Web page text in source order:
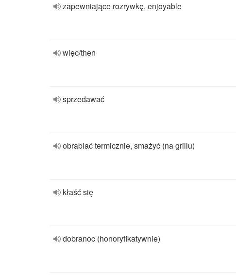
zapewniające rozrywkę, enjoyable
więc/then
sprzedawać
obrabiać termicznie, smażyć (na grillu)
kłaść się
dobranoc (honoryfikatywnie)